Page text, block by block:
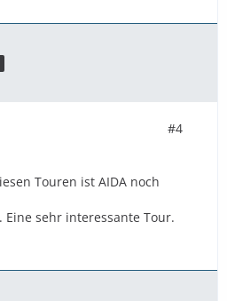
#4
Touren ist AIDA noch
sehr interessante Tour.